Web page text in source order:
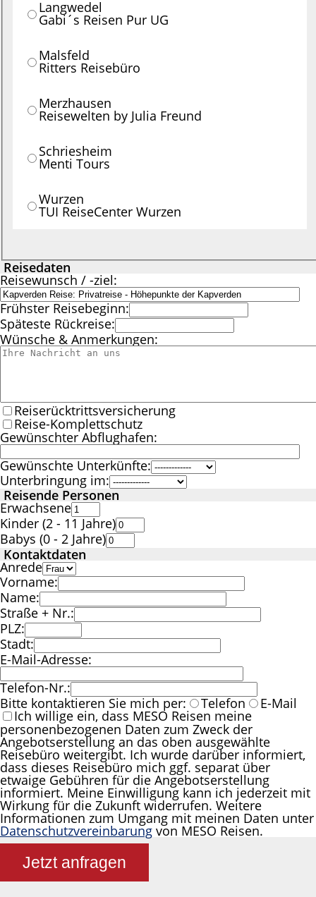
Langwedel
Gabi´s Reisen Pur UG
Malsfeld
Ritters Reisebüro
Merzhausen
Reisewelten by Julia Freund
Schriesheim
Menti Tours
Wurzen
TUI ReiseCenter Wurzen
Reisedaten
Reisewunsch / -ziel:
Frühster Reisebeginn:
Späteste Rückreise:
Wünsche & Anmerkungen:
Reiserücktrittsversicherung
Reise-Komplettschutz
Gewünschter Abflughafen:
Gewünschte Unterkünfte:
Unterbringung im:
Reisende Personen
Erwachsene
Kinder (2 - 11 Jahre)
Babys (0 - 2 Jahre)
Kontaktdaten
Anrede
Vorname:
Name:
Straße + Nr.:
PLZ:
Stadt:
E-Mail-Adresse:
Telefon-Nr.:
Bitte kontaktieren Sie mich per:
Telefon E-Mail
Ich willige ein, dass MESO Reisen meine
personenbezogenen Daten zum Zweck der
Angebotserstellung an das oben ausgewählte
Reisebüro weitergibt. Ich wurde darüber informiert,
dass dieses Reisebüro mich ggf. separat über
etwaige Gebühren für die Angebotserstellung
informiert. Meine Einwilligung kann ich jederzeit mit
Wirkung für die Zukunft widerrufen. Weitere
Informationen zum Umgang mit meinen Daten unter
Datenschutzvereinbarung von MESO Reisen.
Jetzt anfragen